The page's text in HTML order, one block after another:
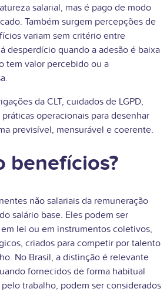
salarial, mas é pago de modo
Também surgem percepções de
variam sem critério entre
desperdício quando a adesão é baixa
tem valor percebido ou a
da CLT, cuidados de LGPD,
operacionais para desenhar
previsível, mensurável e coerente.
benefícios?
não salariais da remuneração
salário base. Eles podem ser
lei ou em instrumentos coletivos,
criados para competir por talento
No Brasil, a distinção é relevante
fornecidos de forma habitual
trabalho, podem ser considerados